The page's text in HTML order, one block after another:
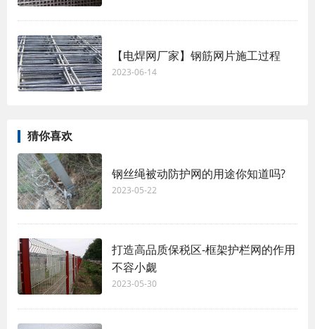
【电焊网厂家】钢筋网片施工过程
2023-06-14
猜你喜欢
钢丝绳被动防护网的用途你知道吗?
2023-05-22
打造高品质保税区-框架护栏网的作用
不容小觑
2023-05-30